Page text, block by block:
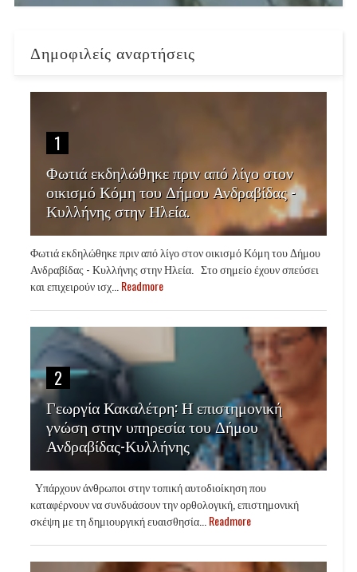
Δημοφιλείς αναρτήσεις
1
Φωτιά εκδηλώθηκε πριν από λίγο στον
οικισμό Κόμη του Δήμου Ανδραβίδας -
Κυλλήνης στην Ηλεία.
Φωτιά εκδηλώθηκε πριν από λίγο στον οικισμό Κόμη του Δήμου
Ανδραβίδας - Κυλλήνης στην Ηλεία. Στο σημείο έχουν σπεύσει
και επιχειρούν ισχ... Readmore
2
Γεωργία Κακαλέτρη: Η επιστημονική
γνώση στην υπηρεσία του Δήμου
Ανδραβίδας-Κυλλήνης
Υπάρχουν άνθρωποι στην τοπική αυτοδιοίκηση που
καταφέρνουν να συνδυάσουν την ορθολογική, επιστημονική
σκέψη με τη δημιουργική ευαισθησία... Readmore